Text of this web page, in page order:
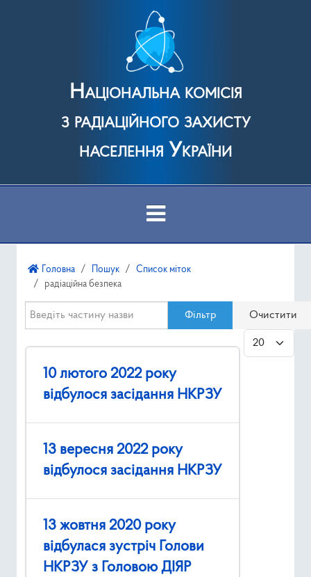
Національна комісія
з радіаційного захисту
населення України
Діяльність
Ресурси
Публічна інформація
Головна Пошук
Список міток
радіаційна безпека
Введіть частину назви
Фільтр
Очистити
Показувати
10 лютого 2022 року
відбулося засідання НКРЗУ
13 вересня 2022 року
відбулося засідання НКРЗУ
13 жовтня 2020 року
відбулася зустріч Голови
НКРЗУ з Головою ДІЯР